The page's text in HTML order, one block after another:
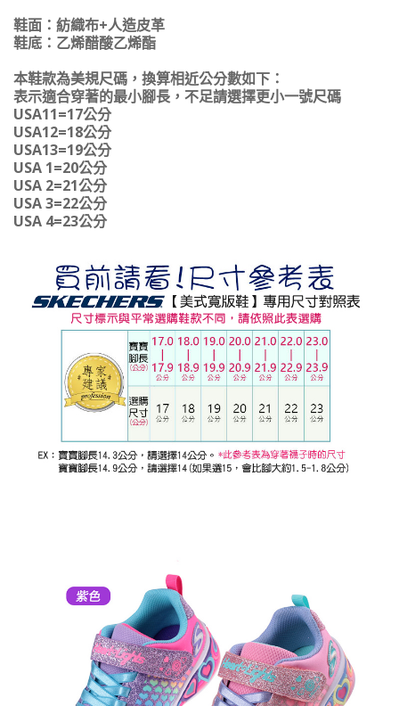
鞋面：紡織布+人造皮革
鞋底：乙烯醋酸乙烯酯
本鞋款為美規尺碼，換算相近公分數如下：
表示適合穿著的最小腳長，不足請選擇更小一號尺碼
USA11=17公分
USA12=18公分
USA13=19公分
USA 1=20公分
USA 2=21公分
USA 3=22公分
USA 4=23公分